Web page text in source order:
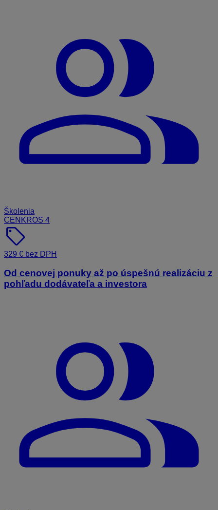
Školenia
CENKROS 4
sell
329 € bez DPH
Od cenovej ponuky až po úspešnú realizáciu z
pohľadu dodávateľa a investora